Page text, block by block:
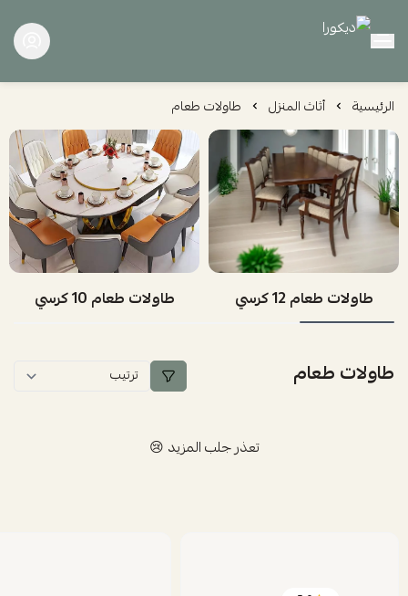
ديكورا
الرئيسية أثاث المنزل طاولات طعام
طاولات طعام 12 كرسي طاولات طعام 10 كرسي
طاولات طعام
تعذر جلب المزيد 😢